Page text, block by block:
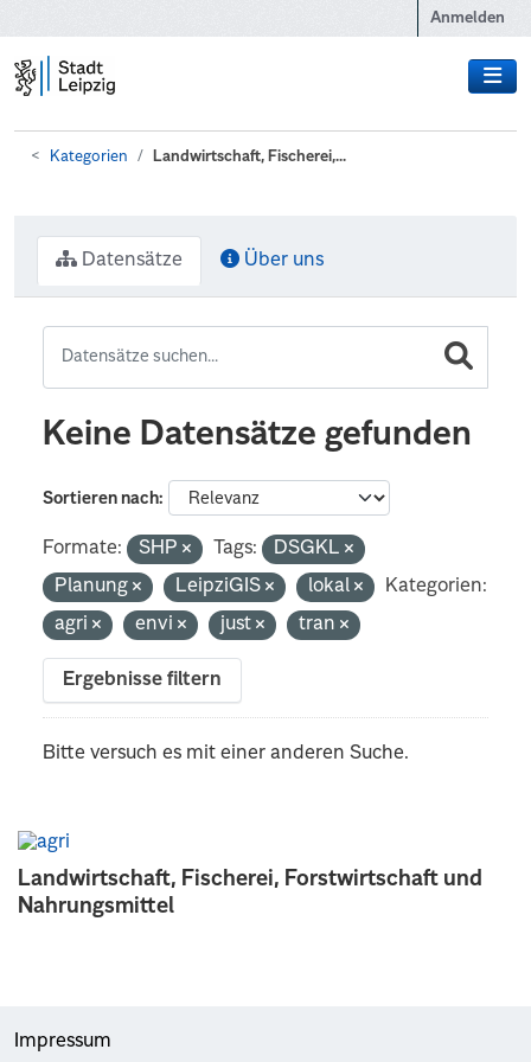
Anmelden
Kategorien Landwirtschaft, Fischerei,...
Landwirtschaft, Fischerei, Forstwirtschaft und
Nahrungsmittel
Datensätze Über uns
Keine Datensätze gefunden
Sortieren nach
Formate: SHP Tags:
DSGKL
Planung
LeipziGIS lokal
Kategorien:
agri
envi just tran
Ergebnisse filtern
Bitte versuch es mit einer anderen Suche.
Impressum